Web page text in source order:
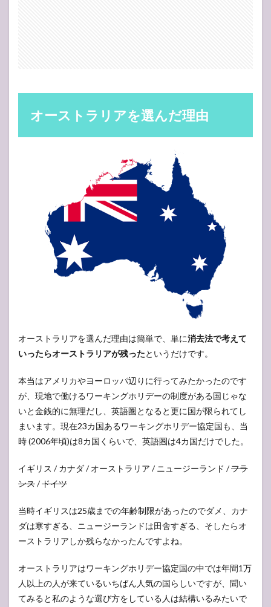
オーストラリアを選んだ理由
オーストラリアを選んだ理由は簡単で、単に消去法で考えて
いったらオーストラリアが残ったというだけです。
本当はアメリカやヨーロッパ辺りに行ってみたかったのです
が、現地で働けるワーキングホリデーの制度がある国じゃな
いと金銭的に無理だし、英語圏となると更に国が限られてし
まいます。現在23カ国あるワーキングホリデー協定国も、当
時 (2006年頃)は8カ国くらいで、英語圏は4カ国だけでした。
イギリス / カナダ / オーストラリア / ニュージーランド /フラ
ンス/ドイツ
当時イギリスは25歳までの年齢制限があったのでダメ、カナ
ダは寒すぎる、ニュージーランドは田舎すぎる、そしたらオ
ーストラリアしか残らなかったんですよね。
オーストラリアはワーキングホリデー協定国の中では年間1万
人以上の人が来ているいちばん人気の国らしいですが、聞い
てみると私のような選び方をしている人は結構いるみたいで